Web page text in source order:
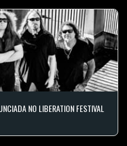
NO LIBERATION FESTIVAL